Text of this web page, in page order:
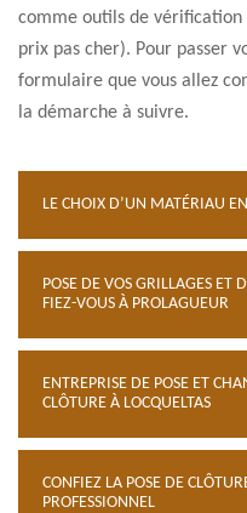
comme outils de vérification
prix pas cher). Pour passer
formulaire que vous allez
la démarche à suivre.
LE CHOIX D’UN MATÉRIAU
POSE DE VOS GRILLAGES ET
FIEZ-VOUS À PROLAGUEUR
ENTREPRISE DE POSE ET
CLÔTURE À LOCQUELTAS
CONFIEZ LA POSE DE
PROFESSIONNEL